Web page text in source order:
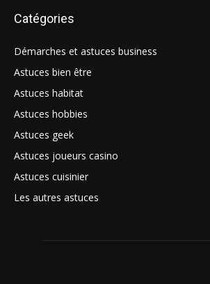
Catégories
Démarches et astuces business
Astuces bien être
Astuces habitat
Astuces hobbies
Astuces geek
Astuces joueurs casino
Astuces cuisinier
Les autres astuces